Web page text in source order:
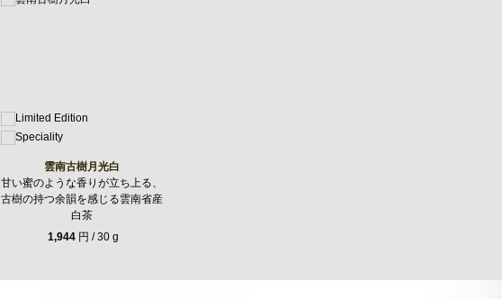
雲南古樹月光白
甘い蜜のような香りが立ち上る、
古樹の持つ余韻を感じる雲南省産
白茶
1,944円 / 30 g